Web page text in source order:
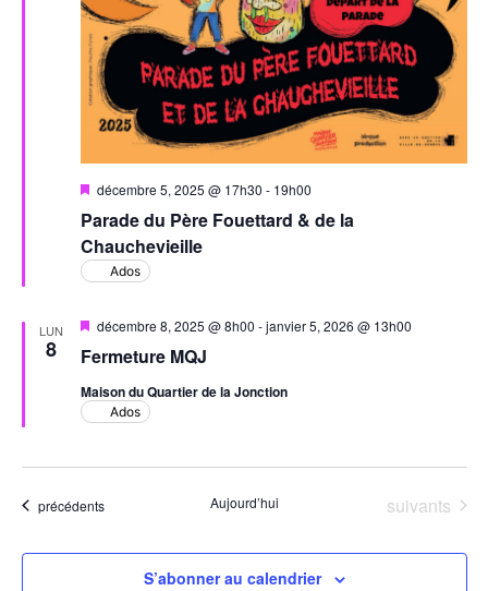
Parade du Père Fouettard & de la
Chauchevieille
Mis
avant
décembre 5, 2025 @ 17h30 - 19h00
Ados
LUN
8 Fermeture MQJ
Mis
avant
décembre 8, 2025 @ 8h00 -janvier 5, 2026 @ 13h00
Maison du Quartier de la Jonction
Ados
Évènements
précédents Aujourd’hui Évènements
suivants
S’abonner au calendrier